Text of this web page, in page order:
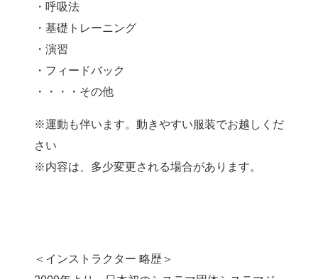
・呼吸法
・基礎トレーニング
・演習
・フィードバック
・・・・その他
※運動も伴います。動きやすい服装でお越しくだ
さい
※内容は、多少変更される場合があります。
＜インストラクター 略歴＞